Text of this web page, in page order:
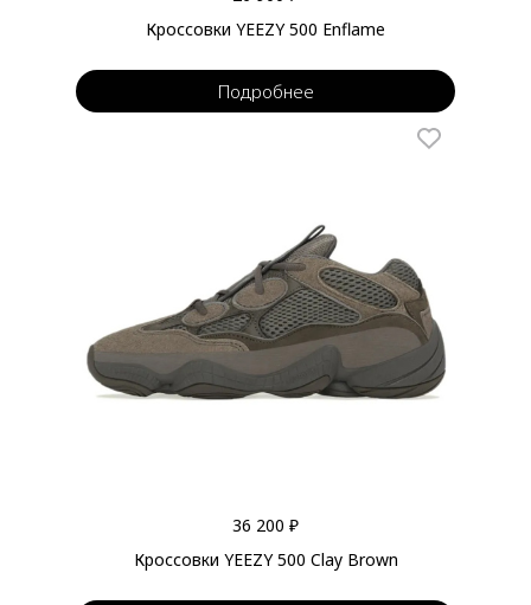
Кроссовки YEEZY 500 Enflame
Подробнее
36 200 ₽
Кроссовки YEEZY 500 Clay Brown